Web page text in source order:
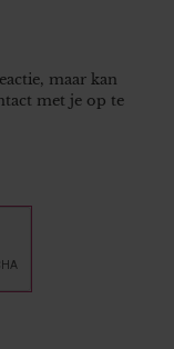
maar kan
met je op te